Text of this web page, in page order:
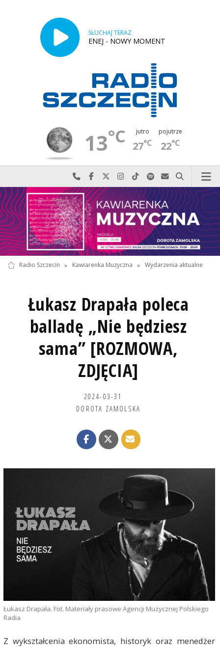
SŁUCHAJ TERAZ
ENEJ - NOWY MOMENT
13°C jutro
27°C
pojutrze
22°C
Najlepiej po prostu do nas zadzwoń
Odwiedź nas na Facebook-u
Odwiedź nas na X
Odwiedź nas na Instagram-ie
Odwiedź nas na TikTok-u
Szukaj nas na Spotify
Wyślij do nas
Szukaj
Radio Szczecin » Kawiarenka Muzyczna » Wydarzenia aktualne
Łukasz Drapała poleca
balladę „Nie będziesz
sama” [ROZMOWA,
ZDJĘCIA]
2024-03-31
DOROTA ZAMOLSKA
Łukasz Drapała. Fot. Materiały prasowe Agencji Muzycznej Polskiego
Radia
Z wykształcenia ekonomista, historyk oraz menedżer